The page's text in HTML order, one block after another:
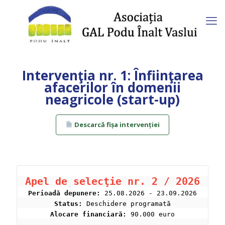
Intervenţia nr. 1: Înfiinţarea
afacerilor în domenii
neagricole (start-up)
Descarcă fișa intervenției
Apel de selecţie nr. 2 / 2026
Perioad ă depunere:
25.08.2026 - 23.09.2026
Status:
Deschidere programată
Alocare financiară:
90.000 euro